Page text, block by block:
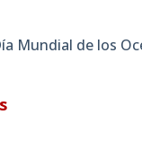
Mundial de los